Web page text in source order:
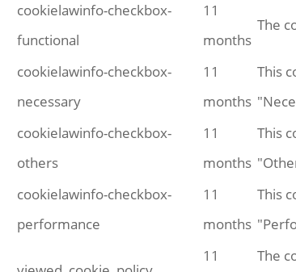
cookielawinfo-checkbox-
functional
11
months
The
cookielawinfo-checkbox-
necessary
11
months
This
cookielawinfo-checkbox-
others
11
months
This
cookielawinfo-checkbox-
performance
11
months
This
11
The